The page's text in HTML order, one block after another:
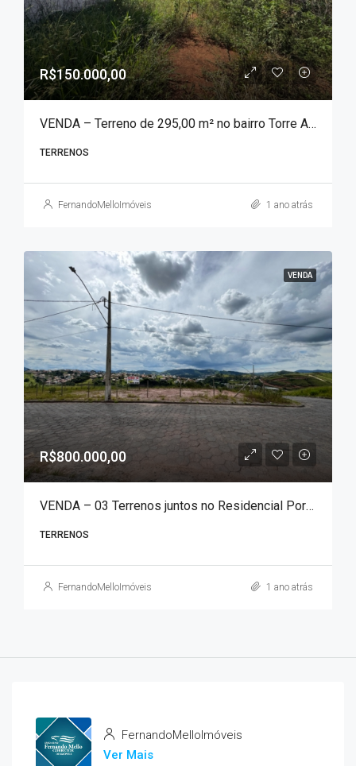
R$150.000,00
VENDA – Terreno de 295,00 m² no bairro Torre Alta!!!
TERRENOS
FernandoMelloImóveis 1 ano atrás
VENDA
R$800.000,00
VENDA – 03 Terrenos juntos no Residencial Portal das Águas com área total de 1.051 m²!!!
TERRENOS
FernandoMelloImóveis 1 ano atrás
FernandoMelloImóveis
Ver Mais